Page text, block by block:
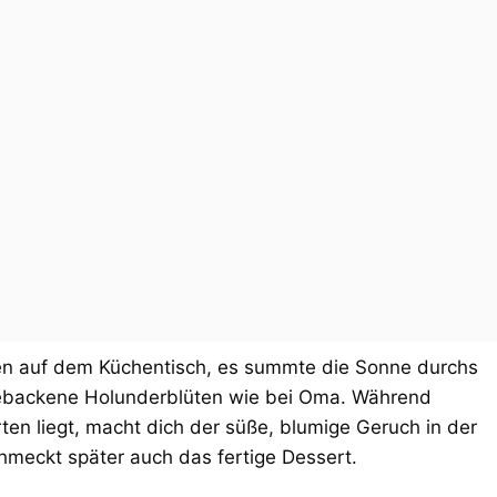
auf dem Küchentisch, es summte die Sonne durchs
Holunderblüten wie bei Oma. Während
liegt, macht dich der süße, blumige Geruch in der
später auch das fertige Dessert.